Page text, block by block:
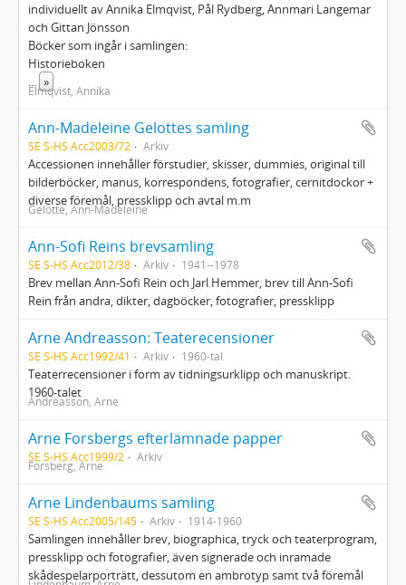
individuellt av Annika Elmqvist, Pål Rydberg, Annmari Langemar
och Gittan Jönsson
Böcker som ingår i samlingen:
Historieboken
... »
Elmqvist, Annika
Ann-Madeleine Gelottes samling
SE S-HS Acc2003/72 Arkiv
Accessionen innehåller förstudier, skisser, dummies, original till
bilderböcker, manus, korrespondens, fotografier, cernitdockor +
diverse föremål, pressklipp och avtal m.m
Gelotte, Ann-Madeleine
Ann-Sofi Reins brevsamling
SE S-HS Acc2012/38 Arkiv 1941--1978
Brev mellan Ann-Sofi Rein och Jarl Hemmer, brev till Ann-Sofi
Rein från andra, dikter, dagböcker, fotografier, pressklipp
Arne Andreasson: Teaterecensioner
SE S-HS Acc1992/41 Arkiv 1960-tal
Teaterrecensioner i form av tidningsurklipp och manuskript.
1960-talet
Andreasson, Arne
Arne Forsbergs efterlämnade papper
SE S-HS Acc1999/2 Arkiv
Forsberg, Arne
Arne Lindenbaums samling
SE S-HS Acc2005/145 Arkiv 1914-1960
Samlingen innehåller brev, biographica, tryck och teaterprogram,
pressklipp och fotografier, även signerade och inramade
skådespelarporträtt, dessutom en ambrotyp samt två föremål